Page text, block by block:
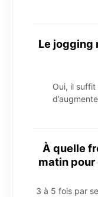
Le jogging
Oui, il
À quelle
matin
3 à 5 fois par